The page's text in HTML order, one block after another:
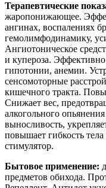
Терапевтические
жаропонижающее.
ангинах, воспалениях
гемолимфодинамику,
Ангиотоническое
и купероза.
гипотонии, анемии.
сенсомоторные
кишечного тракта.
Снижает вес,
алкогольного
выносливость,
повышает гибкость
стимулятор.
Бытовое применение:
предметов обихода.